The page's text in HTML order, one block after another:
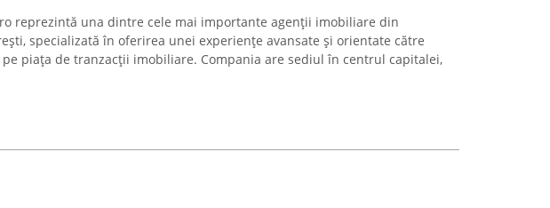
reprezintă una dintre cele mai importante agenții imobiliare din
specializată în oferirea unei experiențe avansate și orientate către
piața de tranzacții imobiliare. Compania are sediul în centrul capitalei,